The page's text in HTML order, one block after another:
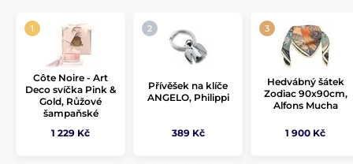
Côte Noire - Art
Deco svíčka Pink &
Gold, Růžové
šampaňské
1 229 Kč
Přívěšek na klíče
ANGELO, Philippi
389 Kč
Hedvábný šátek
Zodiac 90x90cm,
Alfons Mucha
1 900 Kč